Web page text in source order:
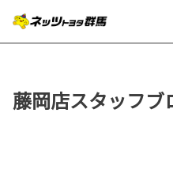
藤岡店スタッフブ